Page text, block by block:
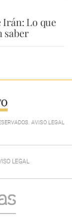
Irán: Lo que
saber
AVISO LEGAL
LEGAL